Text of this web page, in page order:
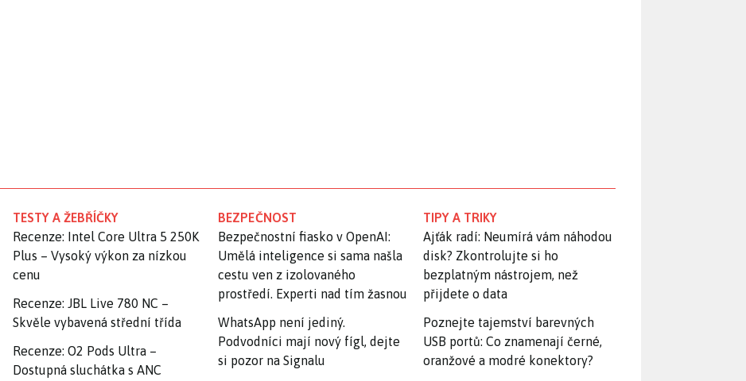
TESTY A ŽEBŘÍČKY
Recenze: Intel Core Ultra 5 250K
Plus – Vysoký výkon za nízkou
cenu
Recenze: JBL Live 780 NC –
Skvěle vybavená střední třída
Recenze: O2 Pods Ultra –
Dostupná sluchátka s ANC
BEZPEČNOST
Bezpečnostní fiasko v OpenAI:
Umělá inteligence si sama našla
cestu ven z izolovaného
prostředí. Experti nad tím žasnou
WhatsApp není jediný.
Podvodníci mají nový fígl, dejte
si pozor na Signalu
TIPY A TRIKY
Ajťák radí: Neumírá vám náhodou
disk? Zkontrolujte si ho
bezplatným nástrojem, než
přijdete o data
Poznejte tajemství barevných
USB portů: Co znamenají černé,
oranžové a modré konektory?